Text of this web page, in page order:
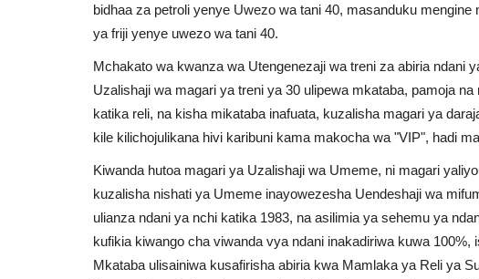
bidhaa za petroli yenye Uwezo wa tani 40, masanduku
ya friji yenye uwezo wa tani 40.
Mchakato wa kwanza wa Utengenezaji wa treni za abiria ndani
Uzalishaji wa magari ya treni ya 30 ulipewa mkataba, pamoja
katika reli, na kisha mikataba inafuata, kuzalisha magari ya
kile kilichojulikana hivi karibuni kama makocha wa "VIP", hadi
Kiwanda hutoa magari ya Uzalishaji wa Umeme, ni magari
kuzalisha nishati ya Umeme inayowezesha Uendeshaji wa
ulianza ndani ya nchi katika 1983, na asilimia ya sehemu ya
kufikia kiwango cha viwanda vya ndani inakadiriwa kuwa
Mkataba ulisainiwa kusafirisha abiria kwa Mamlaka ya Reli ya